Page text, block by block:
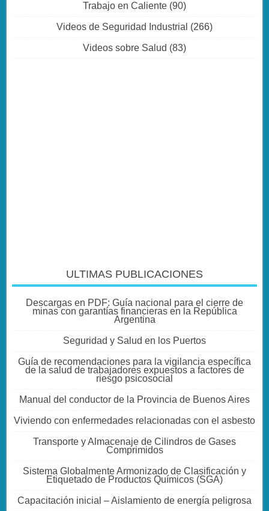
Trabajo en Caliente (90)
Videos de Seguridad Industrial (266)
Videos sobre Salud (83)
ULTIMAS PUBLICACIONES
Descargas en PDF: Guía nacional para el cierre de
minas con garantías financieras en la República
Argentina
Seguridad y Salud en los Puertos
Guía de recomendaciones para la vigilancia específica
de la salud de trabajadores expuestos a factores de
riesgo psicosocial
Manual del conductor de la Provincia de Buenos Aires
Viviendo con enfermedades relacionadas con el asbesto
Transporte y Almacenaje de Cilindros de Gases
Comprimidos
Sistema Globalmente Armonizado de Clasificación y
Etiquetado de Productos Químicos (SGA)
Capacitación inicial – Aislamiento de energía peligrosa